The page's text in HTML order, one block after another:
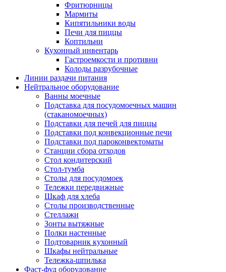
Фритюрницы
Мармиты
Кипятильники воды
Печи для пиццы
Коптильни
Кухонный инвентарь
Гастроемкости и противни
Колоды разрубочные
Линии раздачи питания
Нейтральное оборудование
Ванны моечные
Подставка для посудомоечных машин
(стаканомоечных)
Подставки для печей для пиццы
Подставки под конвекционные печи
Подставки под пароконвектоматы
Станции сбора отходов
Стол кондитерский
Стол-тумба
Столы для посудомоек
Тележки передвижные
Шкаф для хлеба
Столы производственные
Стеллажи
Зонты вытяжные
Полки настенные
Подтоварник кухонный
Шкафы нейтральные
Тележка-шпилька
Фаст-фуд оборудование